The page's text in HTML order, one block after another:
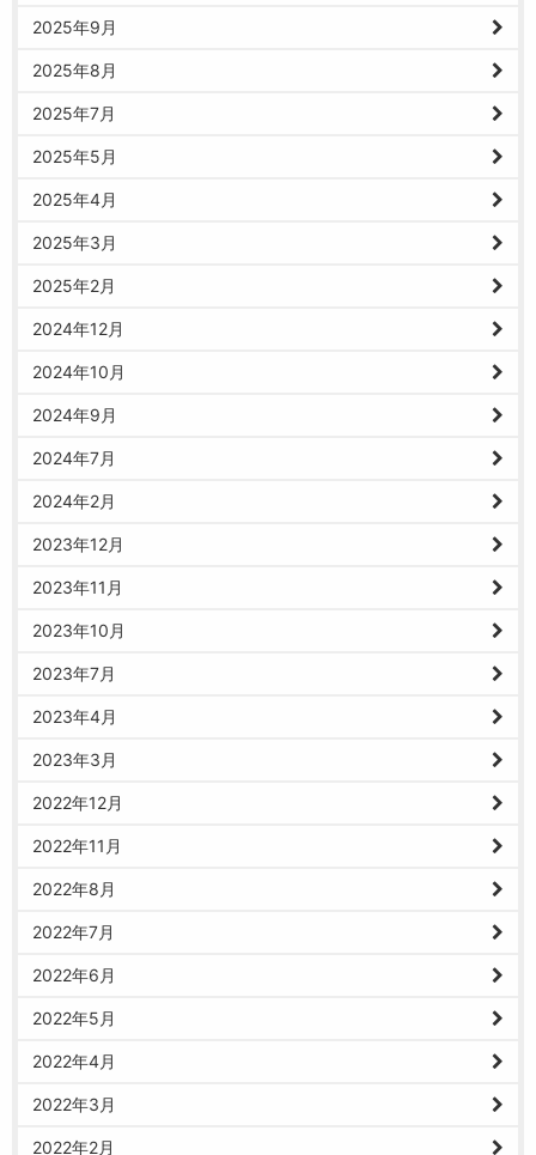
2025年9月
2025年8月
2025年7月
2025年5月
2025年4月
2025年3月
2025年2月
2024年12月
2024年10月
2024年9月
2024年7月
2024年2月
2023年12月
2023年11月
2023年10月
2023年7月
2023年4月
2023年3月
2022年12月
2022年11月
2022年8月
2022年7月
2022年6月
2022年5月
2022年4月
2022年3月
2022年2月